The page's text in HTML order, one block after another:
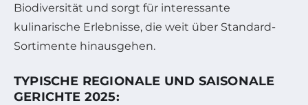
Biodiversität und sorgt für interessante
kulinarische Erlebnisse, die weit über Standard-
Sortimente hinausgehen.
TYPISCHE REGIONALE UND SAISONALE
GERICHTE 2025: